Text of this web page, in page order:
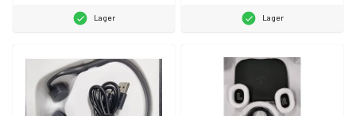
Lager Lager